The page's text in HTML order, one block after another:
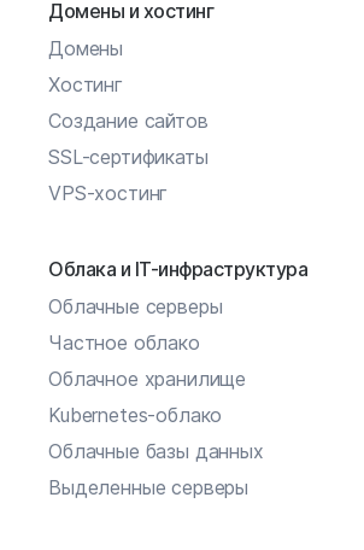
Домены и хостинг
Домены
Хостинг
Создание сайтов
SSL-сертификаты
VPS-хостинг
Облака и IT-инфраструктура
Облачные серверы
Частное облако
Облачное хранилище
Kubernetes-облако
Облачные базы данных
Выделенные серверы